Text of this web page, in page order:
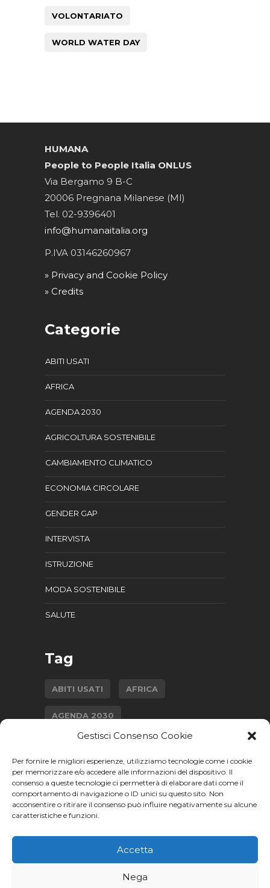
Gestisci Consenso Cookie
Per fornire le migliori esperienze, utilizziamo tecnologie come i cookie
per memorizzare e/o accedere alle informazioni del dispositivo. Il
consenso a queste tecnologie ci permetterà di elaborare dati come il
comportamento di navigazione o ID unici su questo sito. Non
acconsentire o ritirare il consenso può influire negativamente su alcune
caratteristiche e funzioni.
Accetta
Nega
VOLONTARIATO
WORLD WATER DAY
HUMANA
People to People Italia ONLUS
Via Bergamo 9 B-C
20006 Pregnana Milanese (MI)
Tel. 02-9396401
info@humanaitalia.org
P.IVA 03146260967
» Privacy and Cookie Policy
» Credits
Categorie
ABITI USATI
AFRICA
AGENDA 2030
AGRICOLTURA SOSTENIBILE
CAMBIAMENTO CLIMATICO
ECONOMIA CIRCOLARE
GENDER GAP
INTERVISTA
ISTRUZIONE
MODA SOSTENIBILE
SALUTE
Tag
ABITI USATI AFRICA
AGENDA 2030
AGRICOLTURA SOSTENIBILE
CAMBIAMENTO CLIMATICO
ECONOMIA CIRCOLARE
MODA SOSTENIBILE